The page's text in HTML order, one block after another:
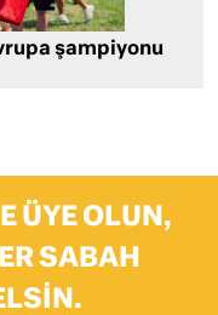
şampiyonu
ÜYE OLUN,
SABAH